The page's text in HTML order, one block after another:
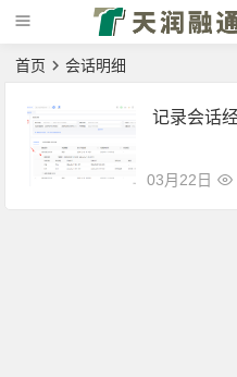
首页 会话明细
记录会话
03月22日